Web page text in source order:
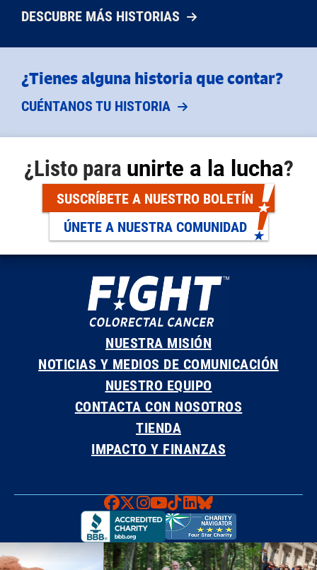
DESCUBRE MÁS HISTORIAS
¿Tienes alguna historia que contar?
CUÉNTANOS TU HISTORIA
¿Listo para unirte a la lucha?
SUSCRÍBETE A NUESTRO BOLETÍN
ÚNETE A NUESTRA COMUNIDAD
NUESTRA MISIÓN
NOTICIAS Y MEDIOS DE COMUNICACIÓN
NUESTRO EQUIPO
CONTACTA CON NOSOTROS
TIENDA
IMPACTO Y FINANZAS
Faceboook
X Instagram
YouTube
TikTok
LinkedIn
Bluesky